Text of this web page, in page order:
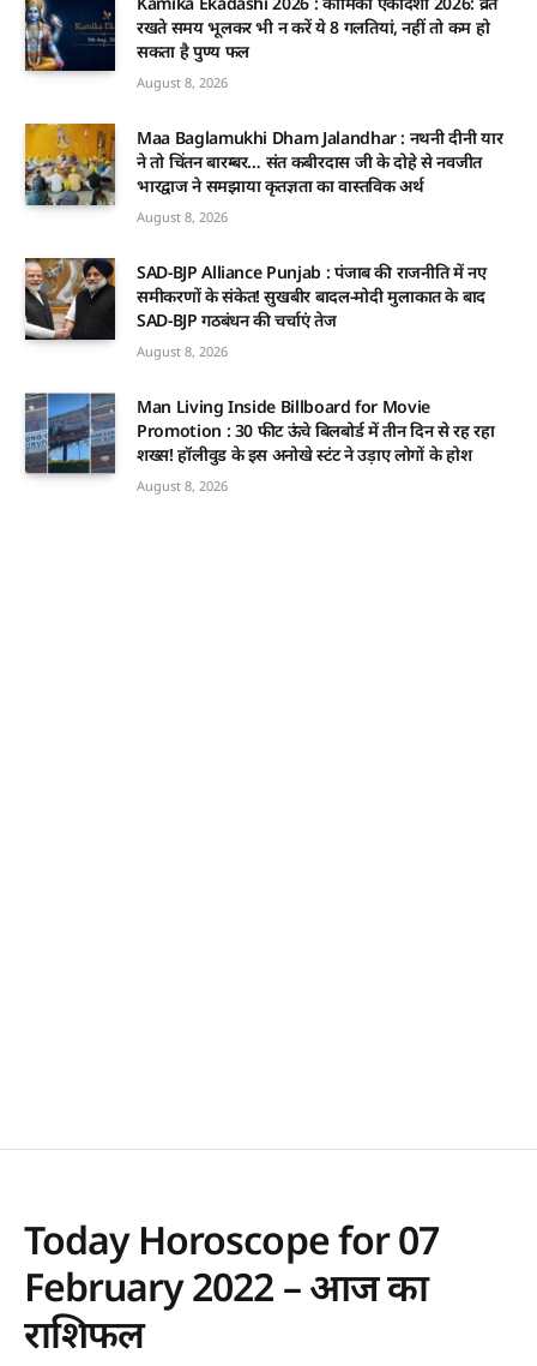
रखते समय भूलकर भी न करें ये 8 गलतियां, नहीं तो कम हो
सकता है पुण्य फल
August 8, 2026
Maa Baglamukhi Dham Jalandhar : नथनी दीनी यार
ने तो चिंतन बारम्बर… संत कबीरदास जी के दोहे से नवजीत
भारद्वाज ने समझाया कृतज्ञता का वास्तविक अर्थ
August 8, 2026
SAD-BJP Alliance Punjab : पंजाब की राजनीति में नए
समीकरणों के संकेत! सुखबीर बादल-मोदी मुलाकात के बाद
SAD-BJP गठबंधन की चर्चाएं तेज
August 8, 2026
Man Living Inside Billboard for Movie
Promotion : 30 फीट ऊंचे बिलबोर्ड में तीन दिन से रह रहा
शख्स! हॉलीवुड के इस अनोखे स्टंट ने उड़ाए लोगों के होश
August 8, 2026
Today Horoscope for 07
February 2022 – आज का
राशिफल